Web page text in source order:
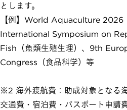
とします。
【例】World Aquaculture 2026
International Symposium on
Fish（魚類生殖生理）、9th
Congress（食品科学）等
※2 海外渡航費：助成対象となる
交通費・宿泊費・パスポート申請